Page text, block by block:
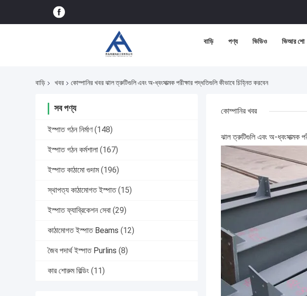
বাড়ি পণ্য ভিডিও ভিআর শো
বাড়ি খবর কোম্পানির খবর ঝাল ত্রুটিগুলি এবং অ-ধ্বংসাত্মক পরীক্ষার পদ্ধতিগুলি কীভাবে চিহ্নিত করবেন
সব পণ্য
ইস্পাত গঠন নির্মাণ (148)
ইস্পাত গঠন কর্মশালা (167)
ইস্পাত কাঠামো গুদাম (196)
স্থাপত্য কাঠামোগত ইস্পাত (15)
ইস্পাত ফ্যাব্রিকেশন সেবা (29)
কাঠামোগত ইস্পাত Beams (12)
জৈব পদার্থ ইস্পাত Purlins (8)
কার শোরুম বিল্ডিং (11)
কোম্পানির খবর
ঝাল ত্রুটিগুলি এবং অ-ধ্বংসাত্মক